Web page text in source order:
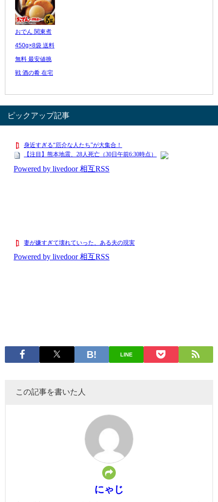
おでん 関東煮
450g×8袋 送料
無料 最安値挑
戦 酒の肴 在宅
レビュー数：
ピックアップ記事
LINE
この記事を書いた人
にゃじ